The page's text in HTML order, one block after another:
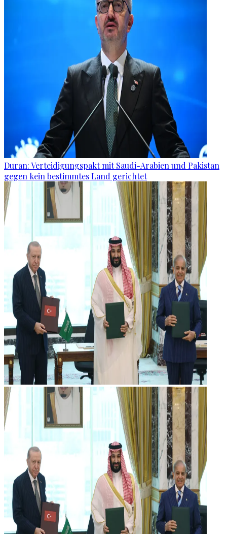
Duran: Verteidigungspakt mit Saudi-Arabien und Pakistan
gegen kein bestimmtes Land gerichtet